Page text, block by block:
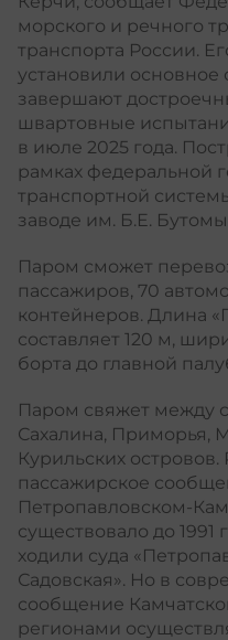
морского и речного
транспорта России.
установили основное
завершают
швартовные
в июле 2025 года.
рамках федеральной
транспортной
заводе им. Б.Е.
Паром сможет
пассажиров, 70
контейнеров. Длина
составляет 120 м,
борта до главной
Паром свяжет между
Сахалина, Приморья,
Курильских
пассажирское
Петропавловском-
существовало до 1991
ходили суда
Садовская». Но в
сообщение
регионами